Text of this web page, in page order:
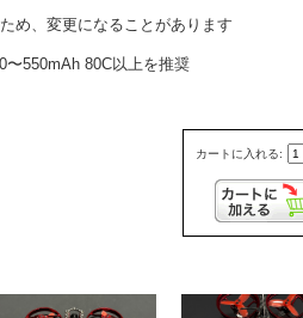
め、変更になることがあります
550mAh 80C以上を推奨
カートに入れる: